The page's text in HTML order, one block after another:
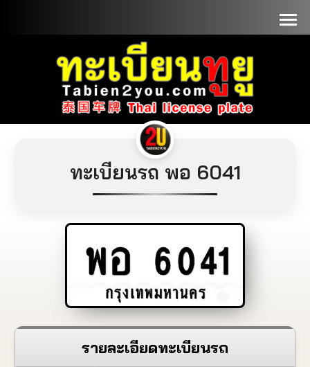
ทะเบียนรถ พอ 6041
พอ 6041
กรุงเทพมหานคร
รายละเอียดทะเบียนรถ